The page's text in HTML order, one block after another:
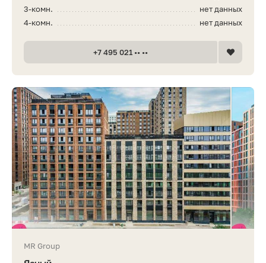
нет данных
3-комн.
нет данных
4-комн.
+7 495 021 •• ••
MR Group